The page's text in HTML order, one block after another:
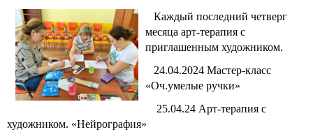
Каждый последний четверг
месяца арт-терапия с
приглашенным художником.
24.04.2024 Мастер-класс
«Оч.умелые ручки»
25.04.24 Арт-терапия с
художником. «Нейрография»